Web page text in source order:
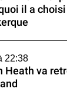
il a choisi
22:38
Heath va